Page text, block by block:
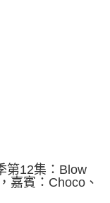
第12集：Blow
嘉賓：Choco、